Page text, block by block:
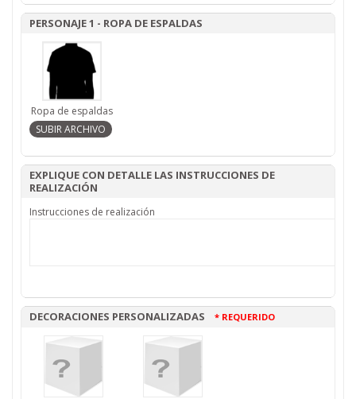
PERSONAJE 1 - ROPA DE ESPALDAS
Ropa de espaldas
EXPLIQUE CON DETALLE LAS INSTRUCCIONES DE
REALIZACIÓN
Instrucciones de realización
DECORACIONES PERSONALIZADAS * REQUERIDO